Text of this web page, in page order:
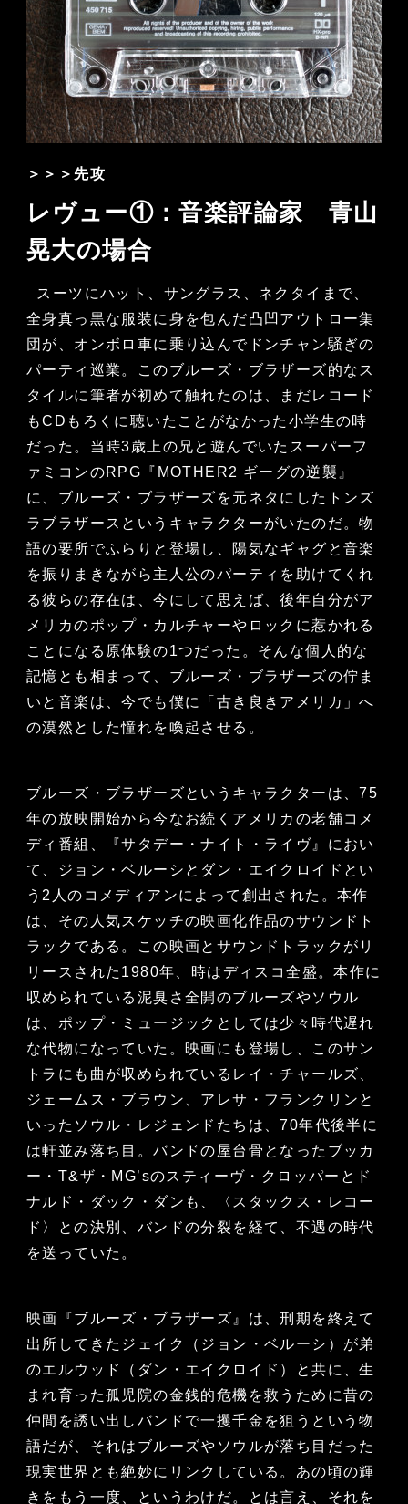
＞＞＞先攻
レヴュー①：音楽評論家 青山
晃大の場合
スーツにハット、サングラス、ネクタイまで、
全身真っ黒な服装に身を包んだ凸凹アウトロー集
団が、オンボロ車に乗り込んでドンチャン騒ぎの
パーティ巡業。このブルーズ・ブラザーズ的なス
タイルに筆者が初めて触れたのは、まだレコード
もCDもろくに聴いたことがなかった小学生の時
だった。当時3歳上の兄と遊んでいたスーパーフ
ァミコンのRPG『MOTHER2 ギーグの逆襲』
に、ブルーズ・ブラザーズを元ネタにしたトンズ
ラブラザースというキャラクターがいたのだ。物
語の要所でふらりと登場し、陽気なギャグと音楽
を振りまきながら主人公のパーティを助けてくれ
る彼らの存在は、今にして思えば、後年自分がア
メリカのポップ・カルチャーやロックに惹かれる
ことになる原体験の1つだった。そんな個人的な
記憶とも相まって、ブルーズ・ブラザーズの佇ま
いと音楽は、今でも僕に「古き良きアメリカ」へ
の漠然とした憧れを喚起させる。
ブルーズ・ブラザーズというキャラクターは、75
年の放映開始から今なお続くアメリカの老舗コメ
ディ番組、『サタデー・ナイト・ライヴ』におい
て、ジョン・ベルーシとダン・エイクロイドとい
う2人のコメディアンによって創出された。本作
は、その人気スケッチの映画化作品のサウンドト
ラックである。この映画とサウンドトラックがリ
リースされた1980年、時はディスコ全盛。本作に
収められている泥臭さ全開のブルーズやソウル
は、ポップ・ミュージックとしては少々時代遅れ
な代物になっていた。映画にも登場し、このサン
トラにも曲が収められているレイ・チャールズ、
ジェームス・ブラウン、アレサ・フランクリンと
いったソウル・レジェンドたちは、70年代後半に
は軒並み落ち目。バンドの屋台骨となったブッカ
ー・T&ザ・MG’sのスティーヴ・クロッパーとド
ナルド・ダック・ダンも、〈スタックス・レコー
ド〉との決別、バンドの分裂を経て、不遇の時代
を送っていた。
映画『ブルーズ・ブラザーズ』は、刑期を終えて
出所してきたジェイク（ジョン・ベルーシ）が弟
のエルウッド（ダン・エイクロイド）と共に、生
まれ育った孤児院の金銭的危機を救うために昔の
仲間を誘い出しバンドで一攫千金を狙うという物
語だが、それはブルーズやソウルが落ち目だった
現実世界とも絶妙にリンクしている。あの頃の輝
きをもう一度、というわけだ。とは言え、それを